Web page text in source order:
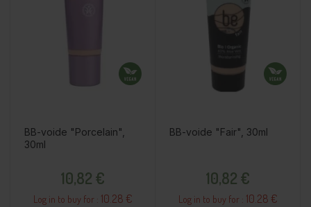
BB-voide "Porcelain",
30ml
10,82 €
Log in to buy for : 10.28 €
BB-voide "Fair", 30ml
10,82 €
Log in to buy for : 10.28 €